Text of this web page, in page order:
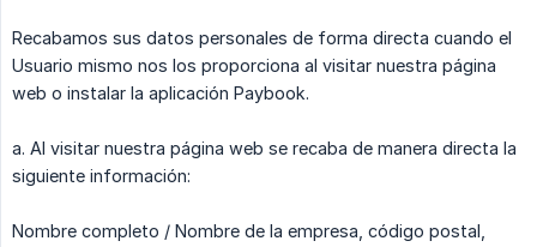
Recabamos sus datos personales de forma directa cuando el
Usuario mismo nos los proporciona al visitar nuestra página
web o instalar la aplicación Paybook.
a. Al visitar nuestra página web se recaba de manera directa la
siguiente información:
Nombre completo / Nombre de la empresa, código postal,